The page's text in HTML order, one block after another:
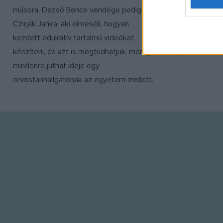
web or
I want
műsora, Dezső Bence vendége pedig
Czirják Janka, aki elmeséli, hogyan
kezdett edukatív tartalmú videókat
készíteni, és azt is megtudhatjuk, mennyi
mindenre juthat ideje egy
orvostanhallgatónak az egyetem mellett.
értelmét –
partnere az